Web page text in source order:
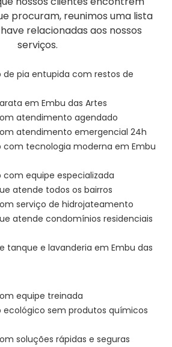
procuram, reunimos uma lista
relacionadas aos nossos
serviços.
pia entupida com restos de
em Embu das Artes
atendimento agendado
atendimento emergencial 24h
tecnologia moderna em Embu
equipe especializada
atende todos os bairros
serviço de hidrojateamento
atende condomínios residenciais
tanque e lavanderia em Embu das
equipe treinada
sem produtos químicos
soluções rápidas e seguras